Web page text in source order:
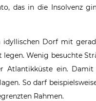
das in die Insolvenz
Dorf mit
Wenig besuchte
Atlantikküste ein.
So darf
Rahmen.